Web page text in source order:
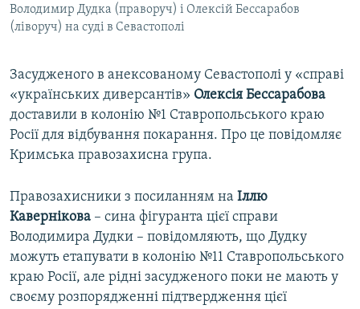
Володимир Дудка (праворуч) і Олексій Бессарабов
(ліворуч) на суді в Севастополі
Засудженого в анексованому Севастополі у «справі
«українських диверсантів» Олексія Бессарабова
доставили в колонію №1 Ставропольського краю
Росії для відбування покарання. Про це повідомляє
Кримська правозахисна група.
Правозахисники з посиланням на Іллю
Кавернікова – сина фігуранта цієї справи
Володимира Дудки – повідомляють, що Дудку
можуть етапувати в колонію №11 Ставропольського
краю Росії, але рідні засудженого поки не мають у
своєму розпорядженні підтвердження цієї